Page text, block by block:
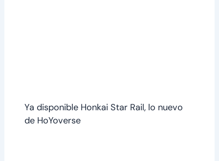
Ya disponible Honkai Star Rail, lo nuevo
de HoYoverse